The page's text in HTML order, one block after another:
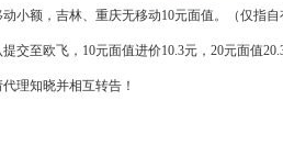
小额，吉林、重庆无移动10元面值。（仅指自
交至欧飞，10元面值进价10.3元，20元面值20.3
理知晓并相互转告！